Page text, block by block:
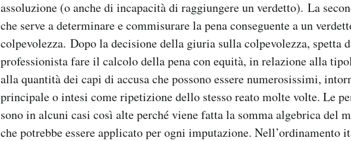
assoluzione (o anche di incapacità di raggiungere un verdetto). La
che serve a determinare e commisurare la pena conseguente a un
colpevolezza. Dopo la decisione della giuria sulla colpevolezza, spetta
professionista fare il calcolo della pena con equità, in relazione alla
alla quantità dei capi di accusa che possono essere numerosissimi,
principale o intesi come ripetizione dello stesso reato molte volte. Le
sono in alcuni casi così alte perché viene fatta la somma algebrica del
che potrebbe essere applicato per ogni imputazione. Nell’ordinamento